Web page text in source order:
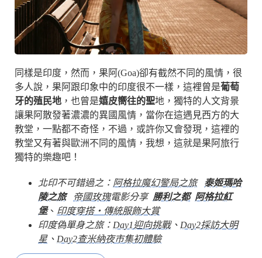
同樣是印度，然而，果阿(Goa)卻有截然不同的風情，很
多人說，果阿跟印象中的印度很不一樣，這裡曾是葡萄
牙的殖民地 ，也曾是嬉皮嚮往的聖地，獨特的人文背景
讓果阿散發著濃濃的異國風情，當你在這遇見西方的大
教堂，一點都不奇怪，不過，或許你又會發現，這裡的
教堂又有著與歐洲不同的風情，我想，這就是果阿旅行
獨特的樂趣吧！
北印不可錯過之： 阿格拉魔幻警局之旅
泰姬瑪哈
陵之旅
帝國玫瑰電影分享 勝利之都 阿格拉紅
堡、 印度穿搭・傳統服飾大賞
印度偽單身之旅： Day1迎向挑戰、 Day2採訪大明
星、 Day2查米納夜市集初體驗